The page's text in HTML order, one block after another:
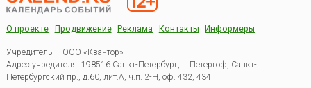
О проекте Продвижение Реклама Контакты Информеры
Учредитель — ООО «Квантор»
Адрес учредителя: 198516 Санкт-Петербург, г. Петергоф, Санкт-
Петербургский пр., д.60, лит.А, ч.п. 2-Н, оф. 432, 434